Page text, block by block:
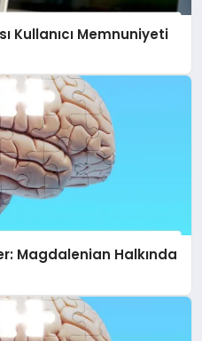
Kullanıcı Memnuniyeti
Magdalenian Halkında